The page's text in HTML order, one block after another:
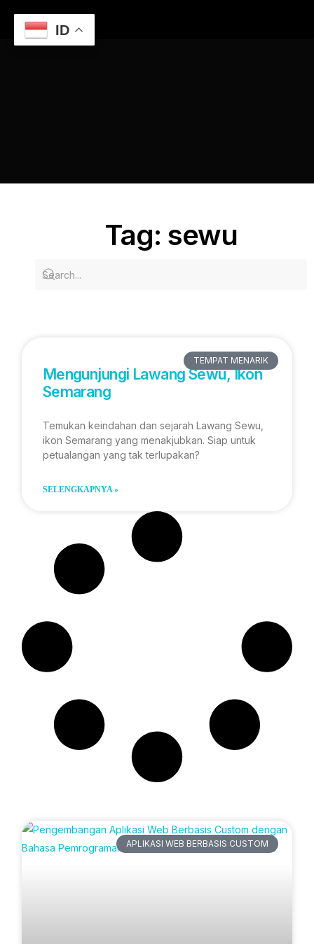
Tag: sewu
TEMPAT MENARIK
Mengunjungi Lawang Sewu, Ikon
Semarang
Temukan keindahan dan sejarah Lawang Sewu,
ikon Semarang yang menakjubkan. Siap untuk
petualangan yang tak terlupakan?
SELENGKAPNYA »
APLIKASI WEB BERBASIS CUSTOM
ID